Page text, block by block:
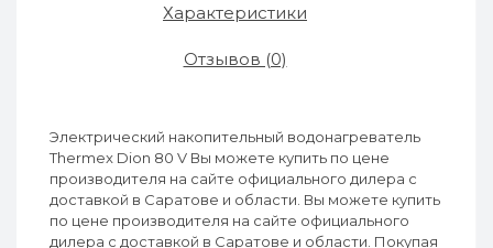
Характеристики
Отзывов (0)
Электрический накопительный водонагреватель
Thermex Dion 80 V Вы можете купить по цене
производителя на сайте официального дилера с
доставкой в Саратове и области. Вы можете купить
по цене производителя на сайте официального
дилера с доставкой в Саратове и области. Покупая